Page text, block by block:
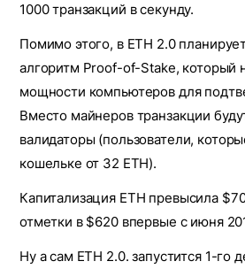
1000 транзакций в секунду.
Помимо этого, в ETH 2.0
алгоритм Proof-of-Stake, который
мощности компьютеров для
Вместо майнеров транзакции
валидаторы (пользователи,
кошельке от 32 ETH).
Капитализация ETH превысила
отметки в $620 впервые с июня
Ну а сам ETH 2.0. запустится 1-го